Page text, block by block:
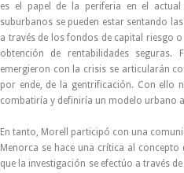
es el papel de la periferia en el
suburbanos se pueden estar sentando
a través de los fondos de capital riesgo o
obtención de rentabilidades seguras.
emergieron con la crisis se articularán
por ende, de la gentrificación. Con
combatiría y definiría un modelo urbano
En tanto, Morell participó con una
Menorca se hace una crítica al
que la investigación se efectúo a través